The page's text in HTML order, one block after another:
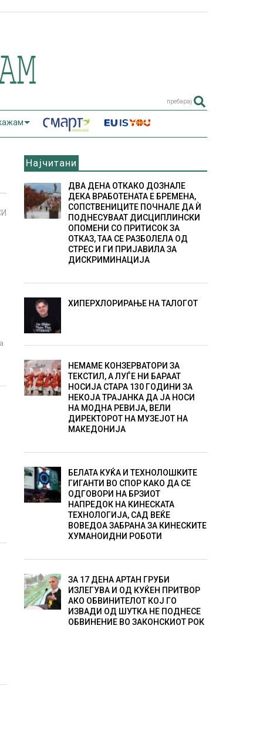
пребарај
Најчитани
ДВА ДЕНА ОТКАКО ДОЗНАЛЕ
ДЕКА ВРАБОТЕНАТА Е БРЕМЕНА,
СОПСТВЕНИЦИТЕ ПОЧНАЛЕ ДА Ѝ
ПОДНЕСУВААТ ДИСЦИПЛИНСКИ
ОПОМЕНИ СО ПРИТИСОК ЗА
ОТКАЗ, ТАА СЕ РАЗБОЛЕЛА ОД
СТРЕС И ГИ ПРИЈАВИЛА ЗА
ДИСКРИМИНАЦИЈА
ХИПЕРХЛОРИРАЊЕ НА ТАЛОГОТ
НЕМАМЕ КОНЗЕРВАТОРИ ЗА
ТЕКСТИЛ, А ЛУЃЕ НИ БАРААТ
НОСИЈА СТАРА 130 ГОДИНИ ЗА
НЕКОЈА ТРАЈАНКА ДА ЈА НОСИ
НА МОДНА РЕВИЈА, ВЕЛИ
ДИРЕКТОРОТ НА МУЗЕЈОТ НА
МАКЕДОНИЈА
БЕЛАТА КУЌА И ТЕХНОЛОШКИТЕ
ГИГАНТИ ВО СПОР КАКО ДА СЕ
ОДГОВОРИ НА БРЗИОТ
НАПРЕДОК НА КИНЕСКАТА
ТЕХНОЛОГИЈА, САД ВЕЌЕ
ВОВЕДОА ЗАБРАНА ЗА КИНЕСКИТЕ
ХУМАНОИДНИ РОБОТИ
ЗА 17 ДЕНА АРТАН ГРУБИ
ИЗЛЕГУВА И ОД КУЌЕН ПРИТВОР
АКО ОБВИНИТЕЛОТ КОЈ ГО
ИЗВАДИ ОД ШУТКА НЕ ПОДНЕСЕ
ОБВИНЕНИЕ ВО ЗАКОНСКИОТ РОК